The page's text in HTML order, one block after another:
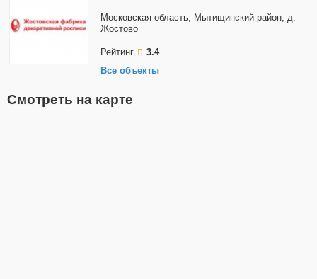
Московская область, Мытищинский район, д.
Жостово
Рейтинг
3.4
Все объекты
Смотреть на карте